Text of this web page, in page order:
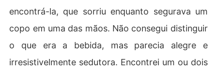
encontrá-la, que sorriu enquanto segurava um
copo em uma das mãos. Não consegui distinguir
o que era a bebida, mas parecia alegre e
irresistivelmente sedutora. Encontrei um ou dois